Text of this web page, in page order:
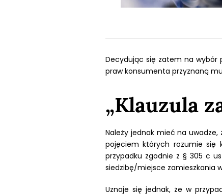
Decydując się zatem na wybór
praw konsumenta przyznaną
„Klauzula
Należy jednak mieć na
pojęciem których rozumie się
przypadku zgodnie z § 305 c
siedzibę/miejsce zamieszkania
Uznaje się jednak, że w